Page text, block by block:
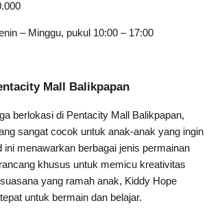
– Minggu, pukul 10:00 – 17:00
Mall Balikpapan
berlokasi di Pentacity Mall Balikpapan,
sangat cocok untuk anak-anak yang ingin
ini menawarkan berbagai jenis permainan
khusus untuk memicu kreativitas
yang ramah anak, Kiddy Hope
untuk bermain dan belajar.